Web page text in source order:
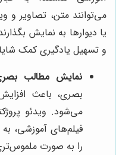
می‌توانند متن، تصاویر و
یا دیوارها به نمایش
و تسهیل یادگیری کمک
نمایش مطالب
بصری، باعث
می‌شود. ویدئو
فیلم‌های آموزشی،
را به صورت